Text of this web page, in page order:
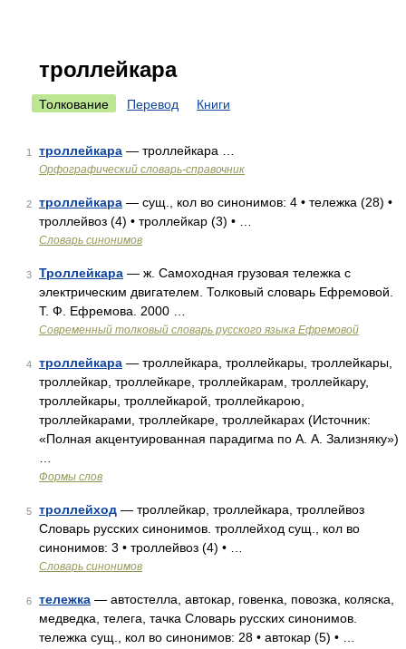
троллейкара
Толкование Перевод Книги
1 троллейкара — троллейкара …
Орфографический словарь-справочник
2 троллейкара — сущ., кол во синонимов: 4 • тележка (28) •
троллейвоз (4) • троллейкар (3) • …
Словарь синонимов
3 Троллейкара — ж. Самоходная грузовая тележка с
электрическим двигателем. Толковый словарь Ефремовой.
Т. Ф. Ефремова. 2000 …
Современный толковый словарь русского языка Ефремовой
4 троллейкара — троллейкара, троллейкары, троллейкары,
троллейкар, троллейкаре, троллейкарам, троллейкару,
троллейкары, троллейкарой, троллейкарою,
троллейкарами, троллейкаре, троллейкарах (Источник:
«Полная акцентуированная парадигма по А. А. Зализняку»)
Формы слов
5 троллейход — троллейкар, троллейкара, троллейвоз
Словарь русских синонимов. троллейход сущ., кол во
синонимов: 3 • троллейвоз (4) • …
Словарь синонимов
6 тележка — автостелла, автокар, говенка, повозка, коляска,
медведка, телега, тачка Словарь русских синонимов.
тележка сущ., кол во синонимов: 28 • автокар (5) • …